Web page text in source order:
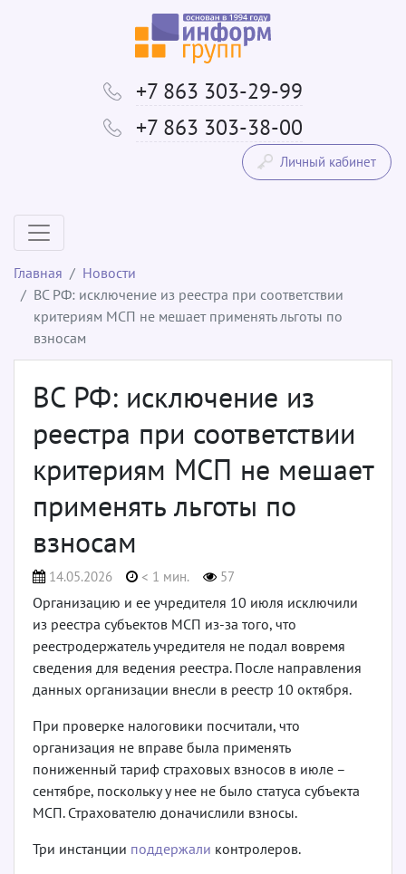
+7 863 303-29-99
+7 863 303-38-00
Личный кабинет
Главная
Новости
ВС РФ: исключение из реестра при соответствии
критериям МСП не мешает применять льготы по
взносам
ВС РФ: исключение из
реестра при соответствии
критериям МСП не мешает
применять льготы по
взносам
14.05.2026 < 1 мин. 57
Организацию и ее учредителя 10 июля исключили
из реестра субъектов МСП из-за того, что
реестродержатель учредителя не подал вовремя
сведения для ведения реестра. После направления
данных организации внесли в реестр 10 октября.
При проверке налоговики посчитали, что
организация не вправе была применять
пониженный тариф страховых взносов в июле –
сентябре, поскольку у нее не было статуса субъекта
МСП. Страхователю доначислили взносы.
Три инстанции поддержали контролеров.